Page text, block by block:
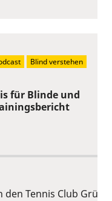
für Blinde und
Tennis Club Grün-
Blind verstehen